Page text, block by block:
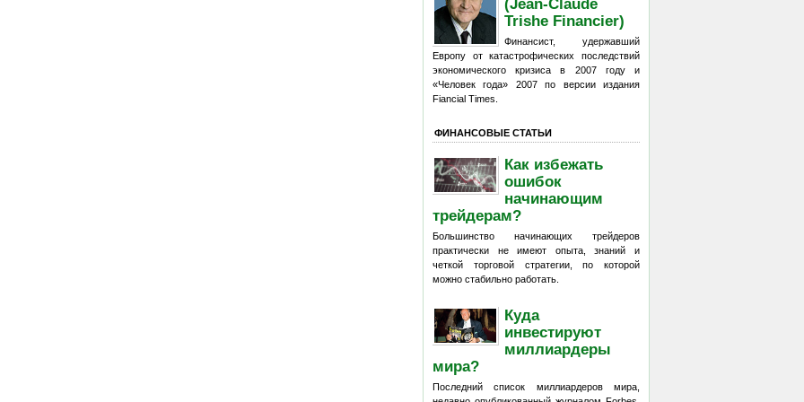
Trishe Financier)
Финансист, удержавший
Европу от катастрофических последствий
экономического кризиса в 2007 году и
«Человек года» 2007 по версии издания
Fiancial Times.
ФИНАНСОВЫЕ СТАТЬИ
Как избежать
ошибок
начинающим
трейдерам?
Большинство начинающих трейдеров
практически не имеют опыта, знаний и
четкой торговой стратегии, по которой
можно стабильно работать.
Куда
инвестируют
миллиардеры
мира?
Последний список миллиардеров мира,